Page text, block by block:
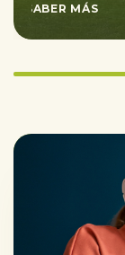
SABER MÁS